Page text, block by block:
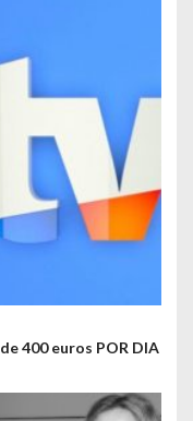
400 euros POR DIA